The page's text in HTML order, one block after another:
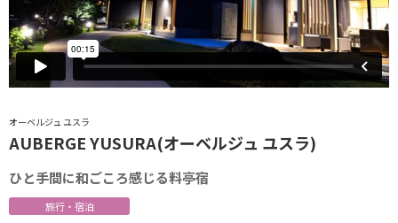
オーベルジュ ユスラ
AUBERGE YUSURA(オーベルジュ ユスラ)
ひと手間に和ごころ感じる料亭宿
旅行・宿泊